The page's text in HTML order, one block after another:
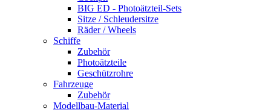
BIG ED - Photoätzteil-Sets
Sitze / Schleudersitze
Räder / Wheels
Schiffe
Zubehör
Photoätzteile
Geschützrohre
Fahrzeuge
Zubehör
Modellbau-Material